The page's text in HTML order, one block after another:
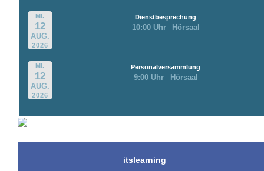
MI.
12
AUG.
2026
Dienstbesprechung
10:00 Uhr Hörsaal
MI.
12
AUG.
2026
Personalversammlung
9:00 Uhr Hörsaal
itslearning